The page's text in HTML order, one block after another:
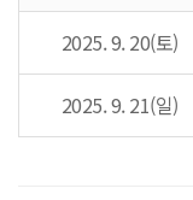
2025. 9. 20(토)
2025. 9. 21(일)